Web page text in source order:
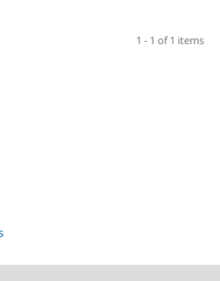
1 - 1 of 1 items